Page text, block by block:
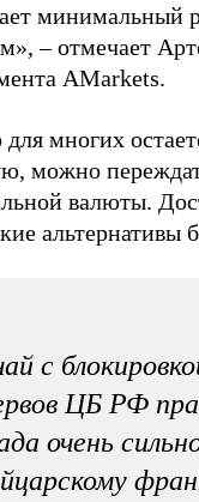
минимальный
– отмечает
AMarkets.
многих
можно
валюты.
альтернативы
с
ЦБ РФ
очень